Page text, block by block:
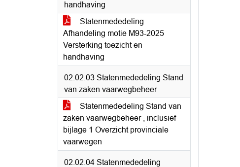
handhaving
Statenmededeling
Afhandeling motie M93-2025
Versterking toezicht en
handhaving
02.02.03 Statenmededeling Stand
van zaken vaarwegbeheer
Statenmededeling Stand van
zaken vaarwegbeheer , inclusief
bijlage 1 Overzicht provinciale
vaarwegen
02.02.04 Statenmededeling